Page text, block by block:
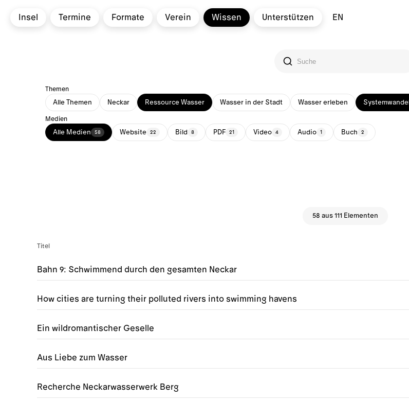
Insel Termine Formate Verein Wissen Unterstützen EN
Themen
Alle Themen Neckar Ressource Wasser Wasser in der Stadt Wasser erleben Systemwandel
Medien
Alle Medien 58 Website 22 Bild 8 PDF 21 Video 4 Audio 1 Buch 2
58 aus 111 Elementen
Titel
Bahn 9: Schwimmend durch den gesamten Neckar
How cities are turning their polluted rivers into swimming havens
Ein wildromantischer Geselle
Aus Liebe zum Wasser
Recherche Neckarwasserwerk Berg